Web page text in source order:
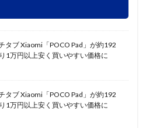
タブ Xiaomi「POCO Pad」が約192
1万円以上安く買いやすい価格に
タブ Xiaomi「POCO Pad」が約192
1万円以上安く買いやすい価格に